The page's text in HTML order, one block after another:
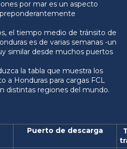
por mar es un aspecto
el tiempo medio de tránsito de
es de varias semanas -un
similar desde muchos puertos
la tabla que muestra los
a Honduras para cargas FCL
distintas regiones del mundo.
Puerto de descarga